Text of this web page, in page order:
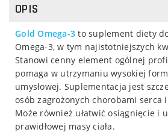
OPIS
Gold Omega-3to suplement diety
Omega-3, w tym najistotniejszych
Stanowi cenny element ogólnej
pomaga w utrzymaniu wysokiej
umysłowej. Suplementacja jest
osób zagrożonych chorobami serca
Może również ułatwić osiągnięcie i
prawidłowej masy ciała.